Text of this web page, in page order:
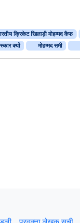
क्रिकेट खिलाड़ी मोहम्मद कैफ
क्यों
मोहम्मद समी